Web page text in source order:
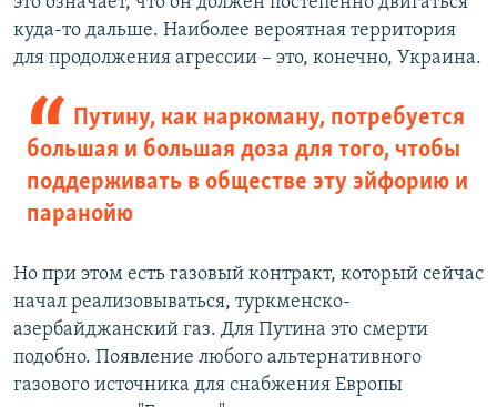
куда-то дальше. Наиболее вероятная территория
для продолжения агрессии – это, конечно, Украина.
Путину, как наркоману, потребуется
большая и большая доза для того, чтобы
поддерживать в обществе эту эйфорию и
паранойю
Но при этом есть газовый контракт, который сейчас
начал реализовываться, туркменско-
азербайджанский газ. Для Путина это смерти
подобно. Появление любого альтернативного
газового источника для снабжения Европы